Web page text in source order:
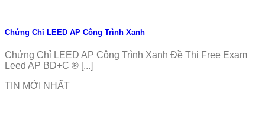
Chứng Chỉ LEED AP Công Trình Xanh
Chứng Chỉ LEED AP Công Trình Xanh Đề Thi Free Exam
Leed AP BD+C ® [...]
TIN MỚI NHẤT